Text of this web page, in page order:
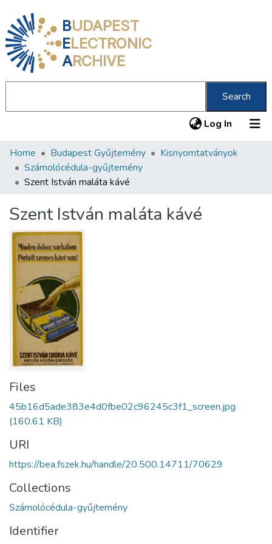
BUDAPEST
ELECTRONIC
ARCHIVE
Search
Log In (current)
Communities & Collections
All of DSpace
About us
Home Budapest Gyűjtemény
Kisnyomtatványok
Számolócédula-gyűjtemény
Szent István maláta kávé
Szent István maláta kávé
Files
45b16d5ade383e4d0fbe02c96245c3f1_screen.jpg
(160.61 KB)
URI
https://bea.fszek.hu/handle/20.500.14711/70629
Collections
Számolócédula-gyűjtemény
Identifier